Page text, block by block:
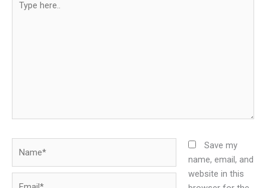
here..
Save my
name, email, and
website in this